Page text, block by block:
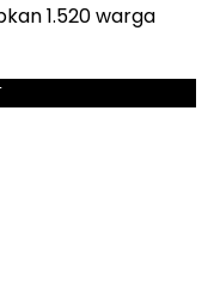
1.520 warga